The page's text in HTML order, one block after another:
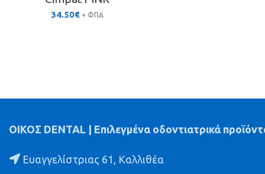
34.50€ + ΦΠΑ
ΟΙΚΟΣ DENTAL | Επιλεγμένα οδοντιατρικά
Ευαγγελίστριας 61, Καλλιθέα